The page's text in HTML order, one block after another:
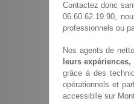
Contactez donc
06.60.62.19.90,
professionnels ou
Nos agents de
leurs
grâce à des
opérationnels et
accessiblle sur